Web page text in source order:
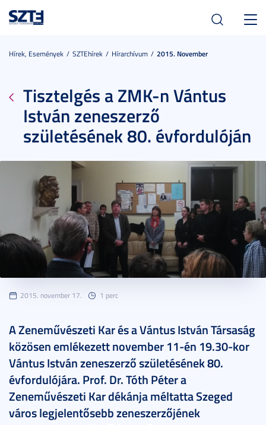
Hírek, Események SZTEhírek Hírarchívum 2015. November
Tisztelgés a ZMK-n Vántus
István zeneszerző
születésének 80. évfordulóján
2015. november 17. 1 perc
A Zeneművészeti Kar és a Vántus István Társaság
közösen emlékezett november 11-én 19.30-kor
Vántus István zeneszerző születésének 80.
évfordulójára. Prof. Dr. Tóth Péter a
Zeneművészeti Kar dékánja méltatta Szeged
város legjelentősebb zeneszerzőjének